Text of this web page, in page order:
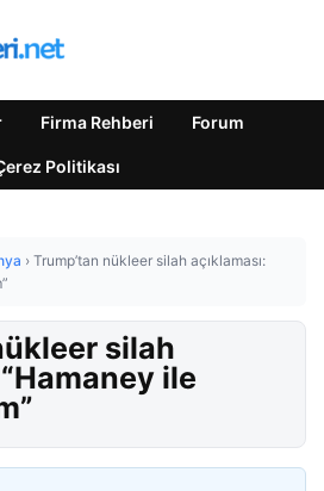
Firma Rehberi Forum
Politikası
› Trump’tan nükleer silah açıklaması:
silah
ile